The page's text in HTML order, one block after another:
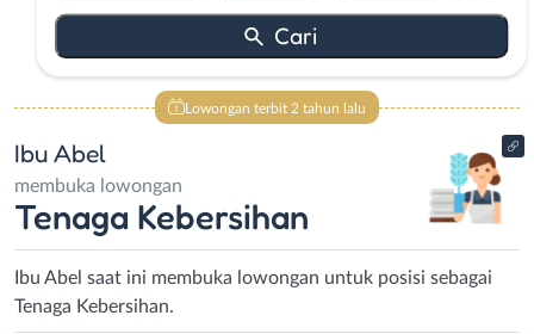
Lowongan terbit 2 tahun lalu
Ibu Abel
membuka lowongan
Tenaga Kebersihan
Ibu Abel saat ini membuka lowongan untuk posisi sebagai
Tenaga Kebersihan.